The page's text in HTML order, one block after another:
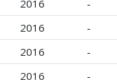
2016 -
2016 -
2016 -
2016 -